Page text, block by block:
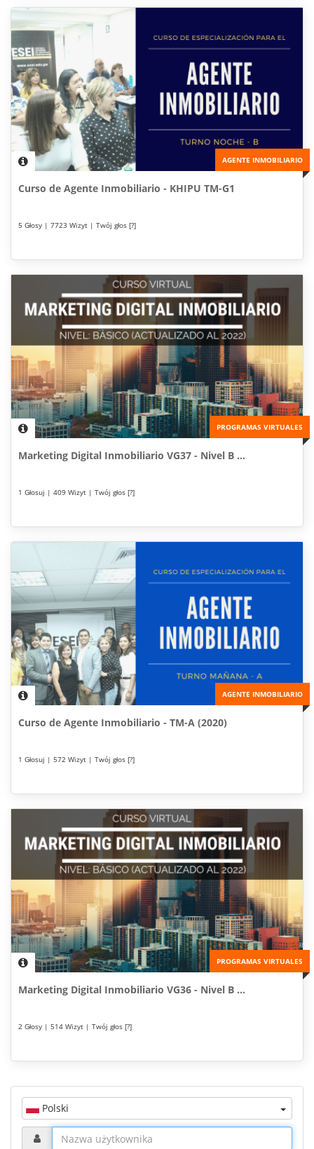
AGENTE INMOBILIARIO
Curso de Agente Inmobiliario - KHIPU TM-G1
5 Głosy | 7723 Wizyt | Twój głos [?]
PROGRAMAS VIRTUALES
Marketing Digital Inmobiliario VG37 - Nivel B ...
1 Głosuj | 409 Wizyt | Twój głos [?]
AGENTE INMOBILIARIO
Curso de Agente Inmobiliario - TM-A (2020)
1 Głosuj | 572 Wizyt | Twój głos [?]
PROGRAMAS VIRTUALES
Marketing Digital Inmobiliario VG36 - Nivel B ...
2 Głosy | 514 Wizyt | Twój głos [?]
Polski